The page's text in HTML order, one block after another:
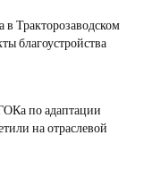
Тракторозаводском
благоустройства
по адаптации
на отраслевой